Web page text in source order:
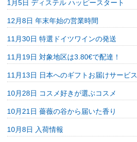
1月5日 ディステル ハッピースタート
12月8日 年末年始の営業時間
11月30日 特選ドイツワインの発送
11月19日 対象地区は3.80€で配達！
11月13日 日本へのギフトお届けサービス
10月28日 コスメ好きが選ぶコスメ
10月21日 薔薇の谷から届いた香り
10月8日 入荷情報